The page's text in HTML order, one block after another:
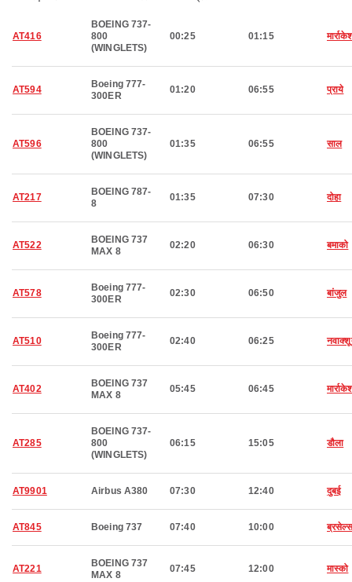
AT416
BOEING 737-
800
(WINGLETS)
00:25 01:15
AT594
Boeing 777-
300ER
01:20 06:55 प्राये
AT596
BOEING 737-
800
(WINGLETS)
01:35 06:55 साल
AT217
BOEING 787-
8
01:35 07:30 दोहा
AT522
BOEING 737
MAX 8
02:20 06:30 बमाको
AT578
Boeing 777-
300ER
02:30 06:50 बांजुल
AT510
Boeing 777-
300ER
02:40 06:25
AT402
BOEING 737
MAX 8
05:45 06:45
AT285
BOEING 737-
800
(WINGLETS)
06:15 15:05 डौला
AT9901 Airbus A380 07:30 12:40 दुबई
AT845 Boeing 737 07:40 10:00 ब्रसेल्स
AT221
BOEING 737
MAX 8
07:45 12:00 मास्को